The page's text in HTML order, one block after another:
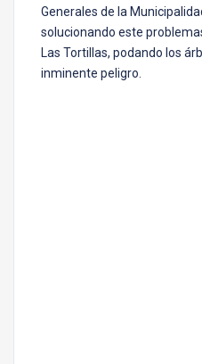
Generales de la
solucionando este
Las Tortillas, podando los
inminente peligro.